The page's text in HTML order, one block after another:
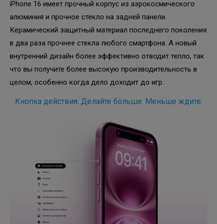
iPhone 16 имеет прочный корпус из аэрокосмического
алюминия и прочное стекло на задней панели.
Керамический защитный материал последнего поколения
в два раза прочнее стекла любого смартфона. А новый
внутренний дизайн более эффективно отводит тепло, так
что вы получите более высокую производительность в
целом, особенно когда дело доходит до игр.
Кнопка действия. Делайте больше. Меньше ждите.